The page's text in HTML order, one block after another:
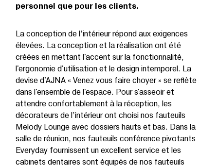
personnel que pour les clients.
La conception de l’intérieur répond aux exigences
élevées. La conception et la réalisation ont été
créées en mettant l'accent sur la fonctionnalité,
l'ergonomie d'utilisation et le design intemporel. La
devise d'AJNA « Venez vous faire choyer » se reflète
dans l'ensemble de l'espace. Pour s'asseoir et
attendre confortablement à la réception, les
décorateurs de l’intérieur ont choisi nos fauteuils
Melody Lounge avec dossiers hauts et bas. Dans la
salle de réunion, nos fauteuils conférence pivotants
Everyday fournissent un excellent service et les
cabinets dentaires sont équipés de nos fauteuils